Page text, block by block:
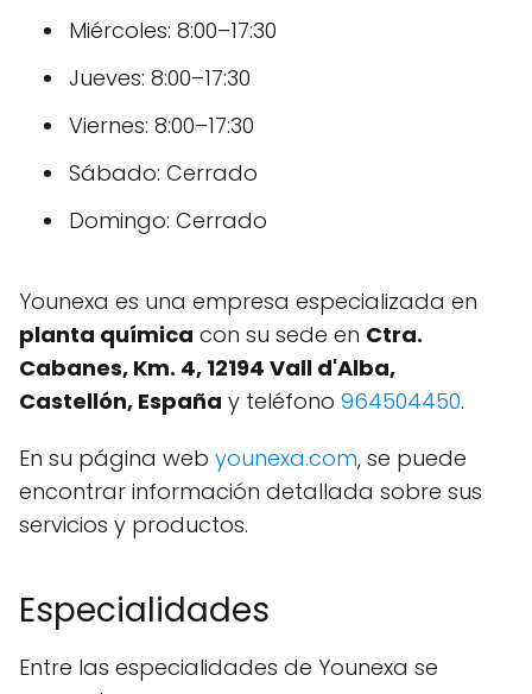
Miércoles: 8:00–17:30
Jueves: 8:00–17:30
Viernes: 8:00–17:30
Sábado: Cerrado
Domingo: Cerrado
Younexa es una empresa especializada en
planta química con su sede en Ctra.
Cabanes, Km. 4, 12194 Vall d'Alba,
Castellón, España y teléfono 964504450.
En su página web younexa.com, se puede
encontrar información detallada sobre sus
servicios y productos.
Especialidades
Entre las especialidades de Younexa se